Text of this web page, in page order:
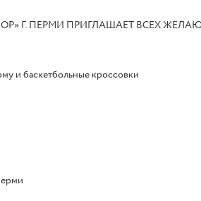
Г. ПЕРМИ ПРИГЛАШАЕТ ВСЕХ
и баскетбольные кроссовки